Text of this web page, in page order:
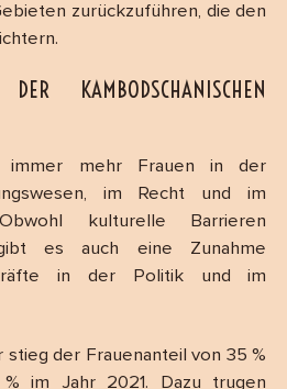
zurückzuführen, die den
KAMBODSCHANISCHEN
immer mehr Frauen in der
im Recht und im
Obwohl kulturelle Barrieren
es auch eine Zunahme
in der Politik und im
der Frauenanteil von 35 %
im Jahr 2021. Dazu trugen